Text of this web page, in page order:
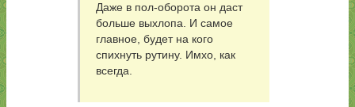
Даже в пол-оборота он даст
больше выхлопа. И самое
главное, будет на кого
спихнуть рутину. Имхо, как
всегда.